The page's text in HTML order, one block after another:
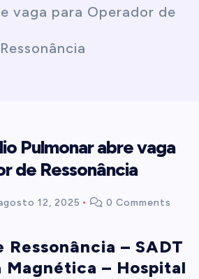
vaga para Operador de
Ressonância
Pulmonar abre vaga
de Ressonância
12, 2025 0 Comments
– SADT
Magnética – Hospital